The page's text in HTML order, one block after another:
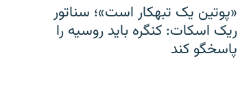
«پوتین یک تبهکار است»؛ سناتور
ریک اسکات: کنگره باید روسیه را
پاسخگو کند